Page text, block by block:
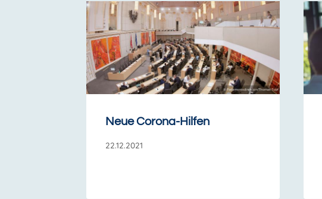
Neue Corona-Hilfen
22.12.2021